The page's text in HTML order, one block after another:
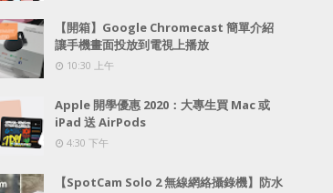
【開箱】Google Chromecast 簡單介紹
讓手機畫面投放到電視上播放
10:30 上午
Apple 開學優惠 2020：大專生買 Mac 或
iPad 送 AirPods
4:30 下午
【SpotCam Solo 2 無線網絡攝錄機】防水